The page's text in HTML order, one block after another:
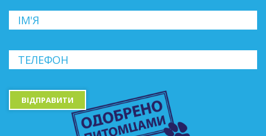
ВІДПРАВИТИ